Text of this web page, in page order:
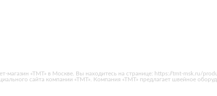
«ТМТ» в Москве. Вы находитесь на странице: https://tmt-msk.ru/
сайта компании «ТМТ». Компания «ТМТ» предлагает швейное